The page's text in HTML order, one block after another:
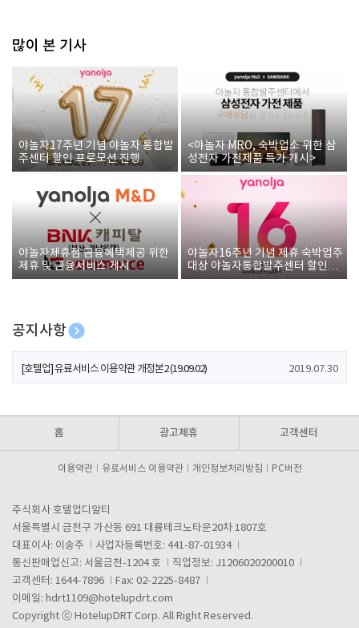
많이 본 기사
야놀자17주년 기념 야놀자 통합발
주센터 할인 프로모션 진행
<야놀자 MRO, 숙박업소 위한 삼
성전자 가전제품 특가 개시>
야놀자제휴점 금융혜택제공 위한
제휴 및 금융서비스 게시
야놀자16주년 기념 제휴 숙박업주
대상 야놀자통합발주센터 할인쿠
폰 증정
공지사항
[호텔업] 개인정보 처리방침 개정본1 (19.09.02)
[호텔업] 유료서비스 이용약관 개정본2 (19.09.02) 2019.07.30
홈 광고제휴 고객센터
이용약관 유료서비스 이용약관 개인정보처리방침 PC버전
주식회사 호텔업디알티
서울특별시 금천구 가산동 691 대륭테크노타운20차 1807호
대표이사: 이송주
사업자등록번호: 441-87-01934
통신판매업신고: 서울금천-1204 호
직업정보: J1206020200010
고객센터: 1644-7896
Fax: 02-2225-8487
이메일: hdrt1109@hotelupdrt.com
Copyright ⓒ HotelupDRT Corp. All Right Reserved.